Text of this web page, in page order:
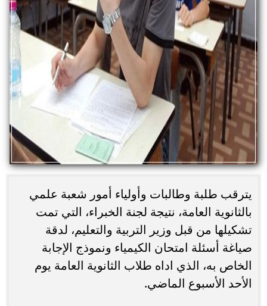
يترقب طلبة وطالبات وأولياء أمور شعبة علمي
بالثانوية العامة، نتيجة لجنة الخبراء، التي تمت
تشكيلها من قبل وزير التربية والتعليم، لدقة
صياغة أسئلة امتحان الكيمياء ونموذج الإجابة
الخاص به، الذي اداه طلاب الثانوية العامة يوم
الأحد الأسبوع الماضي.